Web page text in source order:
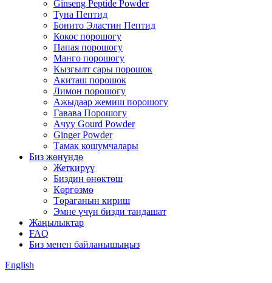
Ginseng Peptide Powder
Туна Пептид
Бонито Эластин Пептид
Кокос порошогу
Папая порошогу
Манго порошогу
Кызгылт сары порошок
Акиташ порошок
Лимон порошогу
Ажыдаар жемиш порошогу
Гавава Порошогу
Ачуу Gourd Powder
Ginger Powder
Тамак кошумчалары
Биз жөнүндө
Жеткирүү
Биздин өнөктөш
Көргөзмө
Төраганын кириш
Эмне үчүн бизди тандашат
Жаңылыктар
FAQ
Биз менен байланышыңыз
English